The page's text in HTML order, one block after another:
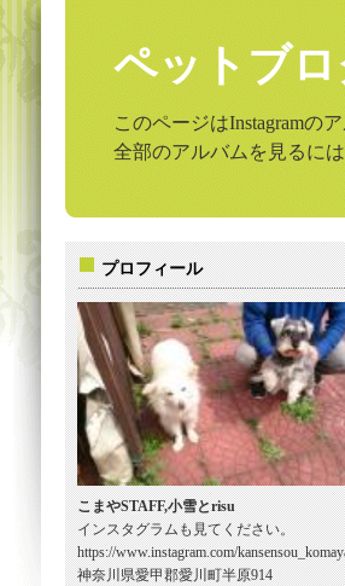
ペットブ
このページはInstagramの
全部のアルバムを見るに
プロフィール
こまやSTAFF,小雪とrisu
インスタグラムも見てください。
https://www.instagram.com/
神奈川県愛甲郡愛川町半原914